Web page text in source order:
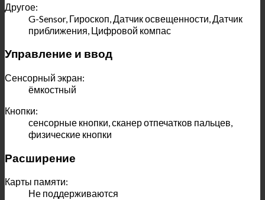
Другое:
G-Sensor, Гироскоп, Датчик освещенности, Датчик
приближения, Цифровой компас
Управление и ввод
Сенсорный экран:
ёмкостный
Кнопки:
сенсорные кнопки, сканер отпечатков пальцев,
физические кнопки
Расширение
Карты памяти:
Не поддерживаются